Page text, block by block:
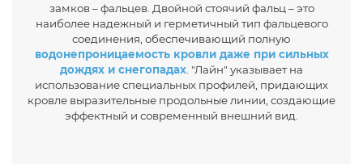
замков – фальцев. Двойной стоячий фальц – это
наиболее надежный и герметичный тип фальцевого
соединения, обеспечивающий полную
водонепроницаемость кровли даже при сильных
дождях и снегопадах . "Лайн" указывает на
использование специальных профилей, придающих
кровле выразительные продольные линии, создающие
эффектный и современный внешний вид.